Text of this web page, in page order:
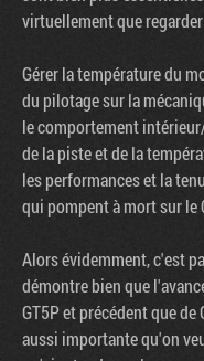
virtuellement que
Gérer la température du
du pilotage sur la
le comportement
de la piste et de la
les performances et la
qui pompent à mort sur le
Alors évidemment, c'est
démontre bien que
GT5P et précédent que
aussi importante qu'on